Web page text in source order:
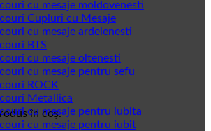
în coș.
cu mesaje moldovenesti
Cupluri cu Mesaje
cu mesaje ardelenesti
BTS
cu mesaje oltenesti
cu mesaje pentru sefu
ROCK
Metallica
cu mesaje pentru iubita
cu mesaje pentru iubit